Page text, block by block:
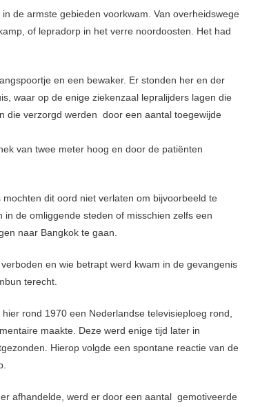
de armste gebieden voorkwam. Van overheidswege
of lepradorp in het verre noordoosten. Het had
en een bewaker. Er stonden her en der
waar op de enige ziekenzaal lepralijders lagen die
die verzorgd werden door een aantal toegewijde
van twee meter hoog en door de patiënten
mochten dit oord niet verlaten om bijvoorbeeld te
in de omliggende steden of misschien zelfs een
naar Bangkok te gaan.
en wie betrapt werd kwam in de gevangenis
terecht.
hier rond 1970 een Nederlandse televisieploeg rond,
maakte. Deze werd enige tijd later in
Hierop volgde een spontane reactie van de
afhandelde, werd er door een aantal gemotiveerde